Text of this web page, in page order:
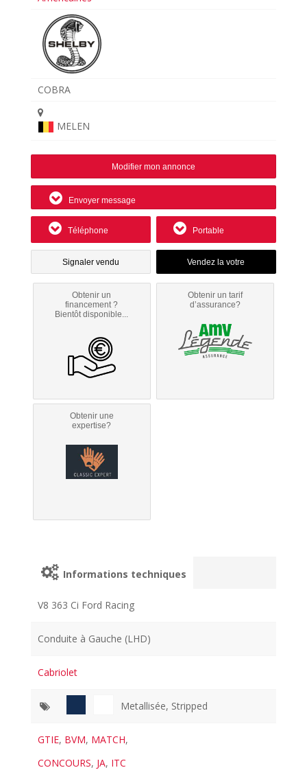
COBRA
MELEN
Modifier mon annonce
Envoyer message
Téléphone Portable
Signaler vendu
Obtenir un
financement ?
Bientôt disponible...
Obtenir un tarif
d’assurance?
Obtenir une
expertise?
Informations techniques
V8 363 Ci Ford Racing
Conduite à Gauche (LHD)
Cabriolet
Metallisée, Stripped
GTIE, BVM, MATCH,
CONCOURS, JA, ITC